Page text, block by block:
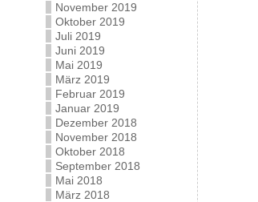
November 2019
Oktober 2019
Juli 2019
Juni 2019
Mai 2019
März 2019
Februar 2019
Januar 2019
Dezember 2018
November 2018
Oktober 2018
September 2018
Mai 2018
März 2018